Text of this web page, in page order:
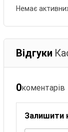
Немає
Відгуки
0коментарів
Залишити